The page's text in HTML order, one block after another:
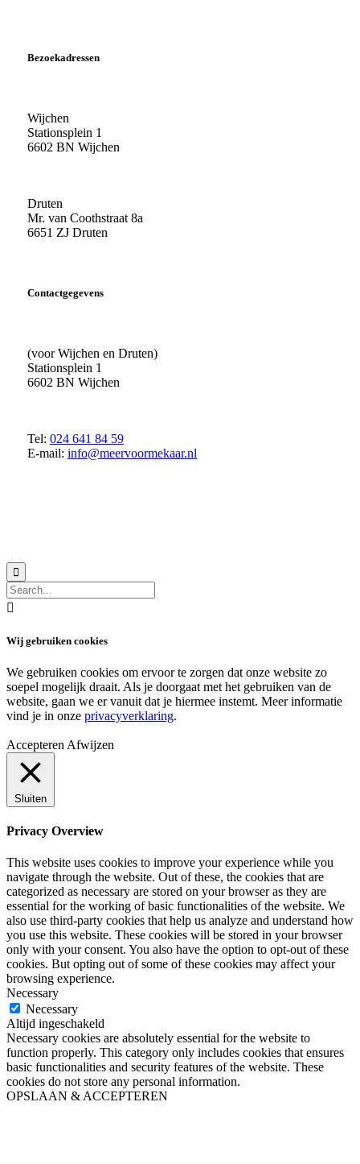
Bezoekadressen
Wijchen
Stationsplein 1
6602 BN Wijchen
Druten
Mr. van Coothstraat 8a
6651 ZJ Druten
Contactgegevens
(voor Wijchen en Druten)
Stationsplein 1
6602 BN Wijchen
Tel: 024 641 84 59
E-mail: info@meervoormekaar.nl


Wij gebruiken cookies
We gebruiken cookies om ervoor te zorgen dat onze website zo
soepel mogelijk draait. Als je doorgaat met het gebruiken van de
website, gaan we er vanuit dat je hiermee instemt. Meer informatie
vind je in onze privacyverklaring.
Accepteren Afwijzen
Sluiten
Privacy Overview
This website uses cookies to improve your experience while you
navigate through the website. Out of these, the cookies that are
categorized as necessary are stored on your browser as they are
essential for the working of basic functionalities of the website. We
also use third-party cookies that help us analyze and understand how
you use this website. These cookies will be stored in your browser
only with your consent. You also have the option to opt-out of these
cookies. But opting out of some of these cookies may affect your
browsing experience.
Necessary
Necessary
Altijd ingeschakeld
Necessary cookies are absolutely essential for the website to
function properly. This category only includes cookies that ensures
basic functionalities and security features of the website. These
cookies do not store any personal information.
OPSLAAN & ACCEPTEREN